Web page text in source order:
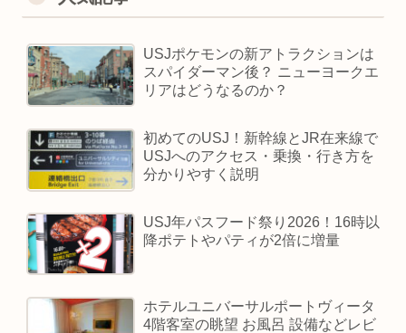
USJポケモンの新アトラクションは
スパイダーマン後？ ニューヨークエ
リアはどうなるのか？
初めてのUSJ！新幹線とJR在来線で
USJへのアクセス・乗換・行き方を
分かりやすく説明
USJ年パスフード祭り2026！16時以
降ポテトやパティが2倍に増量
ホテルユニバーサルポートヴィータ
4階客室の眺望 お風呂 設備などレビ